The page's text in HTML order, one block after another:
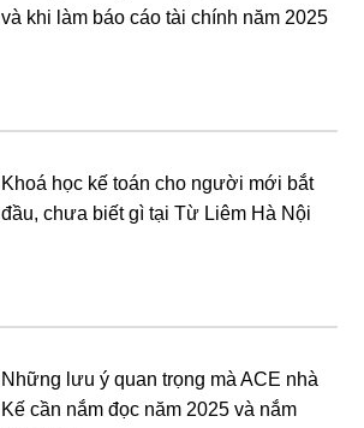
và khi làm báo cáo tài chính năm 2025
Khoá học kế toán cho người mới bắt
đầu, chưa biết gì tại Từ Liêm Hà Nội
Những lưu ý quan trọng mà ACE nhà
Kế cần nắm đọc năm 2025 và nắm